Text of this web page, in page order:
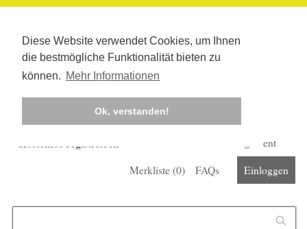
Diese Website verwendet Cookies, um Ihnen
die bestmögliche Funktionalität bieten zu
können. Mehr Informationen
Ok, verstanden!
Kostenlos registrieren
Corona-Management
Merkliste (0) FAQs Einloggen